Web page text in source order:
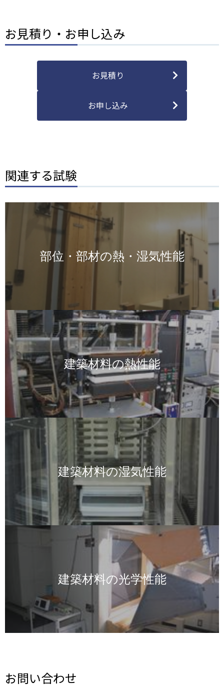
お見積り・お申し込み
お見積り
お申し込み
関連する試験
部位・部材の熱・湿気性能
像
建築材料の熱性能
画
像
建築材料の湿気性能
建築材料の光学性能
お問い合わせ